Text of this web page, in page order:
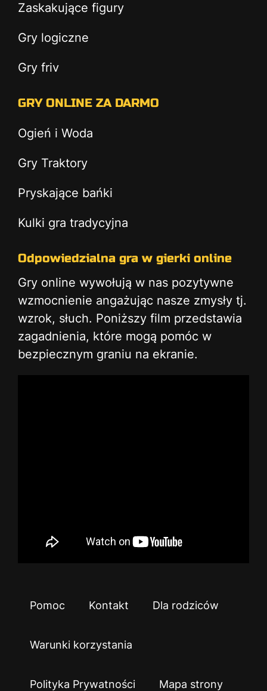
Zaskakujące figury
Gry logiczne
Gry friv
GRY ONLINE ZA DARMO
Ogień i Woda
Gry Traktory
Pryskające bańki
Kulki gra tradycyjna
Odpowiedzialna gra w gierki online
Gry online wywołują w nas pozytywne
wzmocnienie angażując nasze zmysły tj.
wzrok, słuch. Poniższy film przedstawia
zagadnienia, które mogą pomóc w
bezpiecznym graniu na ekranie.
Pomoc Kontakt Dla rodziców
Warunki korzystania
Polityka Prywatności Mapa strony